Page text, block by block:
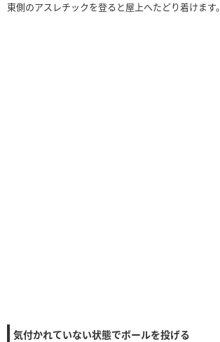
東側のアスレチックを登ると屋上へたどり着けます。
気付かれていない状態でボールを投げる